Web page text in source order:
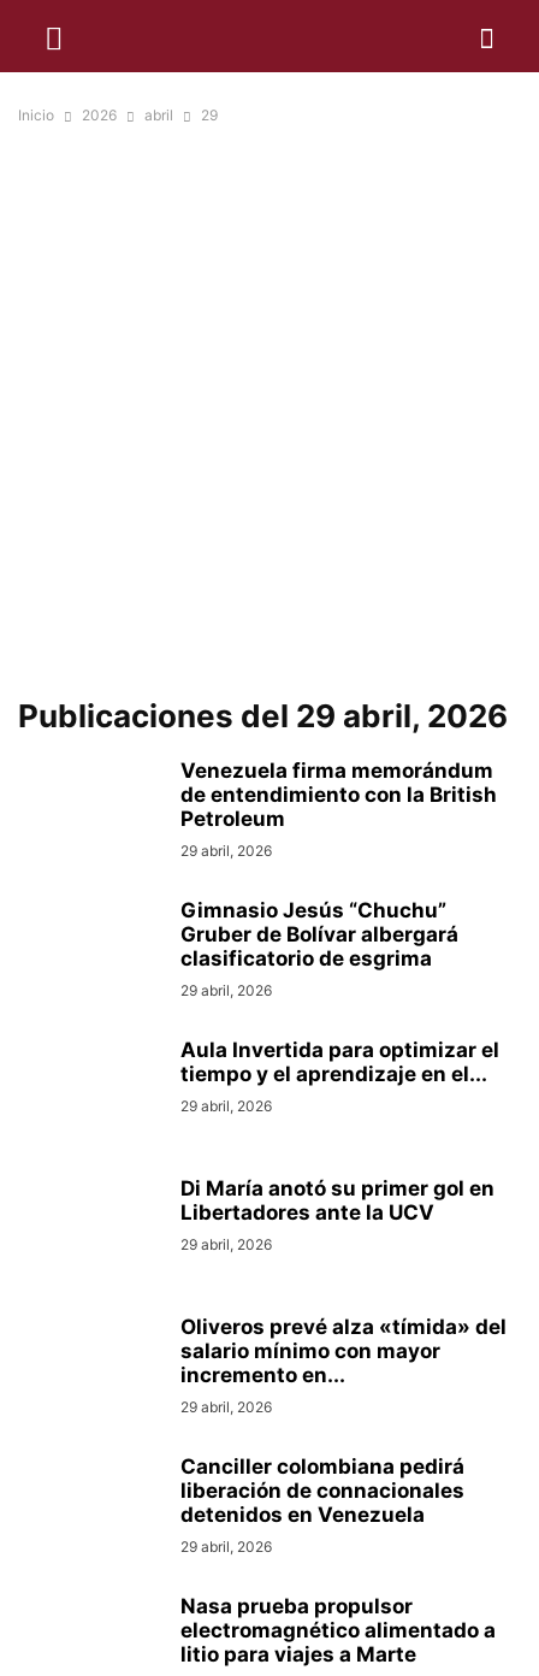
Inicio 2026 abril 29
Publicaciones del 29 abril, 2026
Venezuela firma memorándum
de entendimiento con la British
Petroleum
29 abril, 2026
Gimnasio Jesús “Chuchu”
Gruber de Bolívar albergará
clasificatorio de esgrima
29 abril, 2026
Aula Invertida para optimizar el
tiempo y el aprendizaje en el...
29 abril, 2026
Di María anotó su primer gol en
Libertadores ante la UCV
29 abril, 2026
Oliveros prevé alza «tímida» del
salario mínimo con mayor
incremento en...
29 abril, 2026
Canciller colombiana pedirá
liberación de connacionales
detenidos en Venezuela
29 abril, 2026
Nasa prueba propulsor
electromagnético alimentado a
litio para viajes a Marte